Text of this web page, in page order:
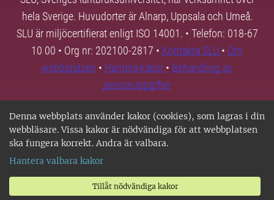
Denna webbplats använder kakor (cookies), som lagras i din
webbläsare. Vissa kakor är nödvändiga för att webbplatsen
ska fungera korrekt. Andra är valbara.
Hantera valbara kakor
Tillåt nödvändiga kakor
hela Sverige. Huvudorter är Alnarp, Uppsala och Umeå.
SLU är miljöcertifierat enligt ISO 14001. • Telefon: 018-67
10 00 • Org nr: 202100-2817 • Kontakta SLU • Om
webbplatsen • Hantera kakor • Behandling av
personuppgifter